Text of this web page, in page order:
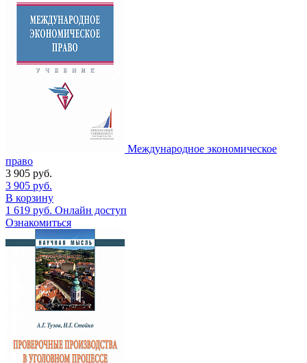
Международное экономическое
право
3 905 руб.
3 905 руб.
В корзину
1 619 руб. Онлайн доступ
Ознакомиться